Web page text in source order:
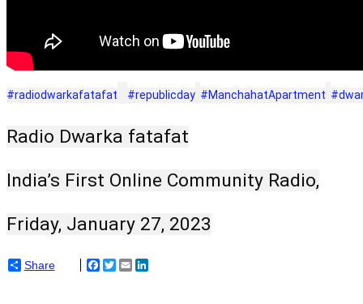
#radiodwarkafatafat #republicday #ManchahatApartment
Radio Dwarka fatafat
India’s First Online Community Radio,
Friday, January 27, 2023
Share Facebook
TwitterEmail